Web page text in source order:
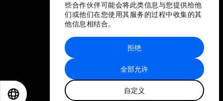
些合作伙伴可能会将此类信息与您提供给他
们或他们在您使用其服务的过程中收集的其
他信息相结合。
全部允许
自定义
拒绝
站点地图
世界经济论坛